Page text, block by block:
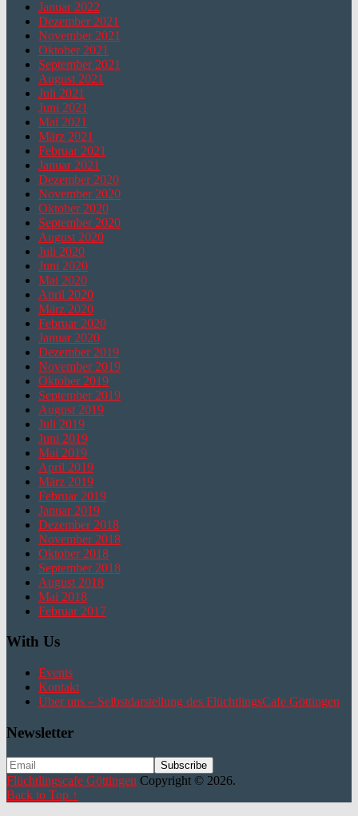
Januar 2022
Dezember 2021
November 2021
Oktober 2021
September 2021
August 2021
Juli 2021
Juni 2021
Mai 2021
März 2021
Februar 2021
Januar 2021
Dezember 2020
November 2020
Oktober 2020
September 2020
August 2020
Juli 2020
Juni 2020
Mai 2020
April 2020
März 2020
Februar 2020
Januar 2020
Dezember 2019
November 2019
Oktober 2019
September 2019
August 2019
Juli 2019
Juni 2019
Mai 2019
April 2019
März 2019
Februar 2019
Januar 2019
Dezember 2018
November 2018
Oktober 2018
September 2018
August 2018
Mai 2018
Februar 2017
With Us
Events
Kontakt
Über uns – Selbstdarstellung des FlüchtlingsCafe Göttingen
Newsletter
Flüchtlingscafe Göttingen Copyright © 2026.
Back to Top ↑